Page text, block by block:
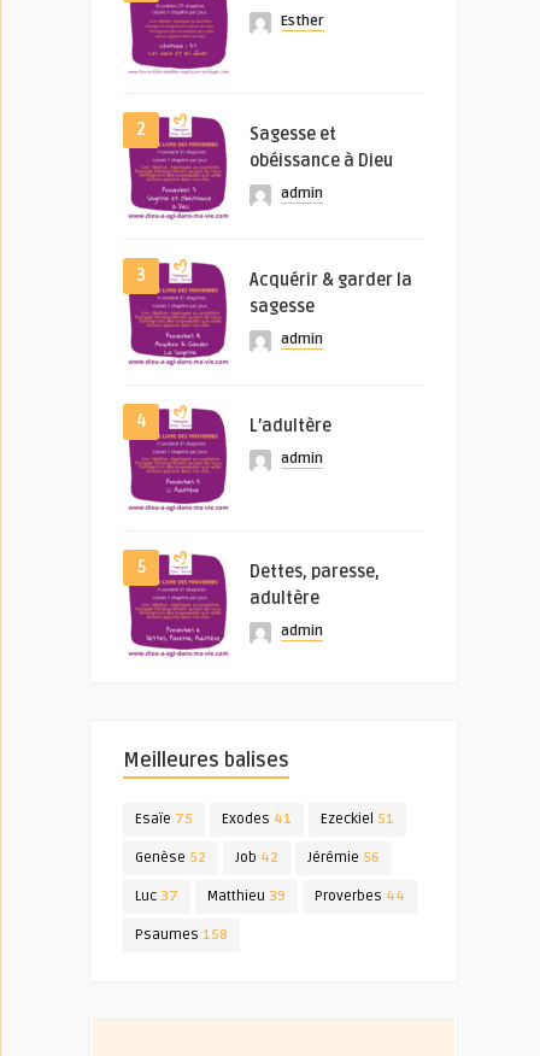
Esther
2
Sagesse et
obéissance à Dieu
admin
3
Acquérir & garder la
sagesse
admin
4 L’adultère
admin
5
Dettes, paresse,
adultère
admin
Meilleures balises
Esaïe 75 Exodes 41 Ezeckiel 51
Genèse 52 Job 42 Jérémie 56
Luc 37 Matthieu 39 Proverbes 44
Psaumes 158